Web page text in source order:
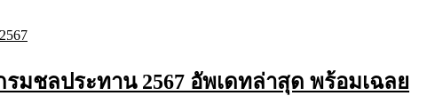
มชลประทาน 2567 อัพเดทล่าสุด พร้อมเฉลย